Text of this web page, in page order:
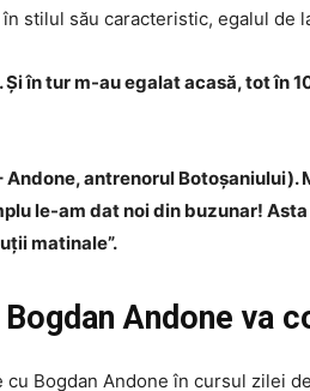
stilul său caracteristic, egalul de
în tur m-au egalat acasă, tot în
Andone, antrenorul
le-am dat noi din buzunar!
matinale”.
Andone va
Bogdan Andone în cursul zilei